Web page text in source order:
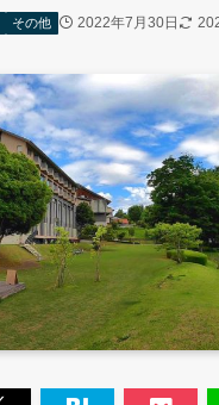
その他 2022年7月30日